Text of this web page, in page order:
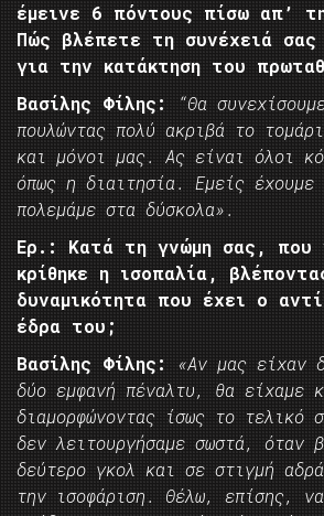
έμεινε 6 πόντους πίσω απ’
Πώς βλέπετε τη συνέχειά
για την κατάκτηση του
Βασίλης Φίλης:
“Θα
πουλώντας πολύ ακριβά το
και μόνοι μας. Ας είναι όλοι
όπως η διαιτησία. Εμείς έχουμε
πολεμάμε στα δύσκολα».
Ερ.: Κατά τη γνώμη σας, που
κρίθηκε η ισοπαλία,
δυναμικότητα που έχει ο
έδρα του;
Βασίλης Φίλης: «Αν μας είχαν
δύο εμφανή πέναλτυ, θα είχαμε
διαμορφώνοντας ίσως το τελικό
δεν λειτουργήσαμε σωστά, όταν
δεύτερο γκολ και σε στιγμή
την ισοφάριση. Θέλω, επίσης,